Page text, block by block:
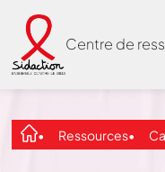
Centre de
Ressources